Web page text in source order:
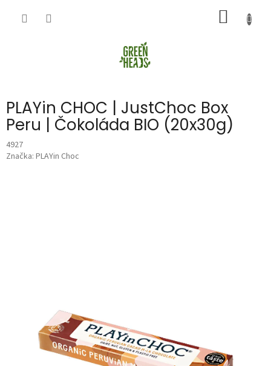
KOŠÍK
PLAYin CHOC | JustChoc Box
Peru | Čokoláda BIO (20x30g)
4927
Značka: PLAYin Choc